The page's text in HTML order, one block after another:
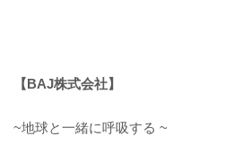
【BAJ株式会社】
~地球と一緒に呼吸する ~